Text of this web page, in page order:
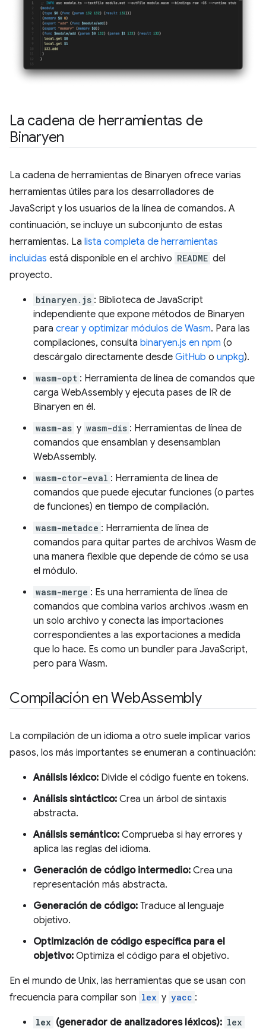
La cadena de herramientas de
Binaryen
La cadena de herramientas de Binaryen ofrece varias
herramientas útiles para los desarrolladores de
JavaScript y los usuarios de la línea de comandos. A
continuación, se incluye un subconjunto de estas
herramientas. La lista completa de herramientas
incluidas está disponible en el archivo README del
proyecto.
binaryen.js : Biblioteca de JavaScript
independiente que expone métodos de Binaryen
para crear y optimizar módulos de Wasm. Para las
compilaciones, consulta binaryen.js en npm (o
descárgalo directamente desde GitHub o unpkg).
wasm-opt : Herramienta de línea de comandos que
carga WebAssembly y ejecuta pases de IR de
Binaryen en él.
wasm-as y wasm-dis : Herramientas de línea de
comandos que ensamblan y desensamblan
WebAssembly.
wasm-ctor-eval : Herramienta de línea de
comandos que puede ejecutar funciones (o partes
de funciones) en tiempo de compilación.
wasm-metadce : Herramienta de línea de
comandos para quitar partes de archivos Wasm de
una manera flexible que depende de cómo se usa
el módulo.
wasm-merge : Es una herramienta de línea de
comandos que combina varios archivos .wasm en
un solo archivo y conecta las importaciones
correspondientes a las exportaciones a medida
que lo hace. Es como un bundler para JavaScript,
pero para Wasm.
Compilación en WebAssembly
La compilación de un idioma a otro suele implicar varios
pasos, los más importantes se enumeran a continuación:
Análisis léxico: Divide el código fuente en tokens.
Análisis sintáctico: Crea un árbol de sintaxis
abstracta.
Análisis semántico: Comprueba si hay errores y
aplica las reglas del idioma.
Generación de código intermedio: Crea una
representación más abstracta.
Generación de código: Traduce al lenguaje
objetivo.
Optimización de código específica para el
objetivo: Optimiza el código para el objetivo.
En el mundo de Unix, las herramientas que se usan con
frecuencia para compilar son lex y yacc :
lex (generador de analizadores léxicos): lex